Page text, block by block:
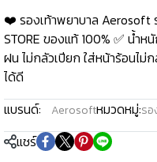
❤️ รองเท้าพยาบาล Aerosoft
STORE ของแท้ 100% ✅ น้ำห
ฝน ไม่กลัวเปียก ใส่หน้าร้อนไม่
ได้ดี
แบรนด์:
Aerosoftหมวดหมู่:รอ
แชร์